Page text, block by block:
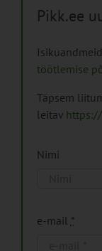
Pikk.ee
töötlemise
Täpsem
leitav
Nimi
e-mail *